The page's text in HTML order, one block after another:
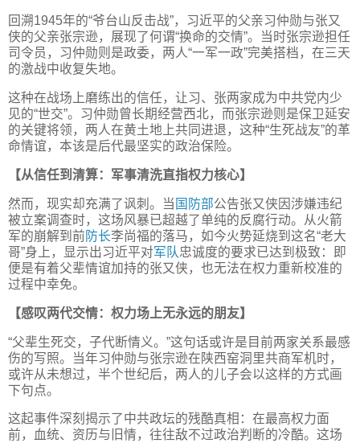
回溯1945年的“爷台山反击战”，习近平的父亲习仲勋与张又
侠的父亲张宗逊，展现了何谓“换命的交情”。当时张宗逊担任
司令员，习仲勋则是政委，两人“一军一政”完美搭档，在三天
的激战中收复失地。
这种在战场上磨练出的信任，让习、张两家成为中共党内少
见的“世交”。习仲勋曾长期经营西北，而张宗逊则是保卫延安
的关键将领，两人在黄土地上共同进退，这种“生死战友”的革
命情谊，本该是后代最坚实的政治保险。
【从信任到清算：军事清洗直指权力核心】
然而，现实却充满了讽刺。当 国防部公告张又侠因涉嫌违纪
被立案调查时，这场风暴已超越了单纯的反腐行动。从火箭
军的崩解到前 防长李尚福的落马，如今火势延烧到这名“老大
哥”身上，显示出习近平对军队忠诚度的要求已达到极致：即
便是有着父辈情谊加持的张又侠，也无法在权力重新校准的
过程中幸免。
【感叹两代交情：权力场上无永远的朋友】
“父辈生死交，子代断情义。”这句话或许是目前两家关系最感
伤的写照。当年习仲勋与张宗逊在陕西窑洞里共商军机时，
或许从未想过，半个世纪后，两人的儿子会以这样的方式画
下句点。
这起事件深刻揭示了中共政坛的残酷真相：在最高权力面
前，血统、资历与旧情，往往敌不过政治判断的冷酷。这场